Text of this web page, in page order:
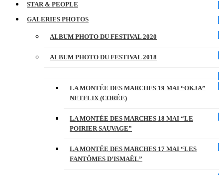
STAR & PEOPLE
GALERIES PHOTOS
ALBUM PHOTO DU FESTIVAL 2020
ALBUM PHOTO DU FESTIVAL 2018
LA MONTÉE DES MARCHES 19 MAI “OKJA”
NETFLIX (CORÉE)
LA MONTÉE DES MARCHES 18 MAI “LE
POIRIER SAUVAGE”
LA MONTÉE DES MARCHES 17 MAI “LES
FANTÔMES D’ISMAËL”